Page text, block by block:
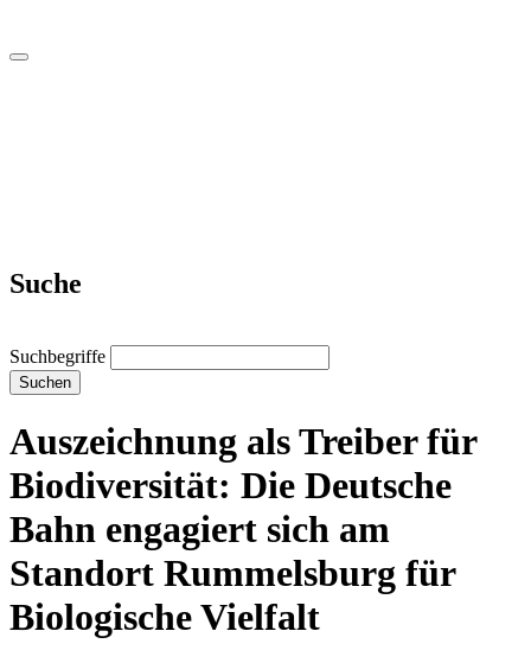
Suche
Suchbegriffe
Suchen
Auszeichnung als Treiber für
Biodiversität: Die Deutsche
Bahn engagiert sich am
Standort Rummelsburg für
Biologische Vielfalt